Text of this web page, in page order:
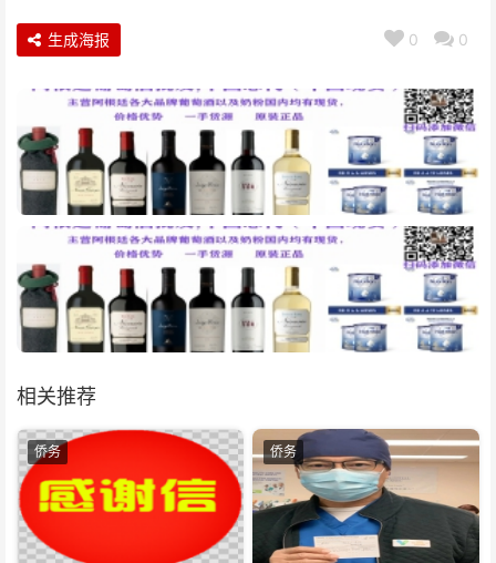
0 0
生成海报
相关推荐
侨务 侨务